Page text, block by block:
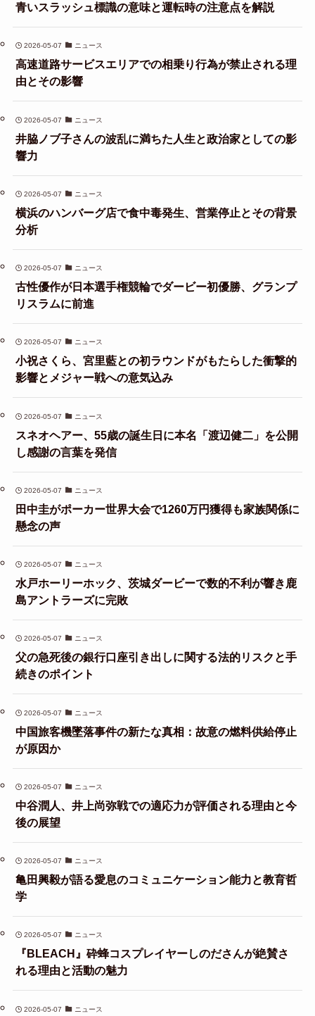
青いスラッシュ標識の意味と運転時の注意点を解説
2026-05-07 ニュース
高速道路サービスエリアでの相乗り行為が禁止される理
由とその影響
2026-05-07 ニュース
井脇ノブ子さんの波乱に満ちた人生と政治家としての影
響力
2026-05-07 ニュース
横浜のハンバーグ店で食中毒発生、営業停止とその背景
分析
2026-05-07 ニュース
古性優作が日本選手権競輪でダービー初優勝、グランプ
リスラムに前進
2026-05-07 ニュース
小祝さくら、宮里藍との初ラウンドがもたらした衝撃的
影響とメジャー戦への意気込み
2026-05-07 ニュース
スネオヘアー、55歳の誕生日に本名「渡辺健二」を公開
し感謝の言葉を発信
2026-05-07 ニュース
田中圭がポーカー世界大会で1260万円獲得も家族関係に
懸念の声
2026-05-07 ニュース
水戸ホーリーホック、茨城ダービーで数的不利が響き鹿
島アントラーズに完敗
2026-05-07 ニュース
父の急死後の銀行口座引き出しに関する法的リスクと手
続きのポイント
2026-05-07 ニュース
中国旅客機墜落事件の新たな真相：故意の燃料供給停止
が原因か
2026-05-07 ニュース
中谷潤人、井上尚弥戦での適応力が評価される理由と今
後の展望
2026-05-07 ニュース
亀田興毅が語る愛息のコミュニケーション能力と教育哲
学
2026-05-07 ニュース
『BLEACH』砕蜂コスプレイヤーしのださんが絶賛さ
れる理由と活動の魅力
2026-05-07 ニュース